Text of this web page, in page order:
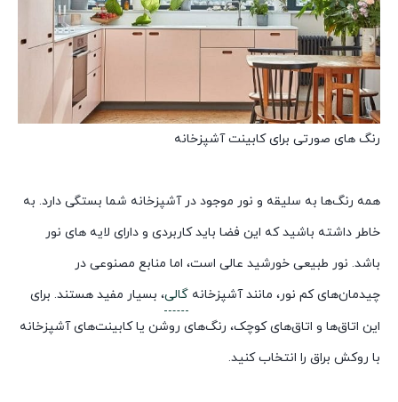
رنگ های صورتی برای کابینت آشپزخانه
همه رنگ‌ها به سلیقه و نور موجود در آشپزخانه شما بستگی دارد. به
خاطر داشته باشید که این فضا باید کاربردی و دارای لایه های نور
باشد. نور طبیعی خورشید عالی است، اما منابع مصنوعی در
چیدمان‌های کم نور، مانند آشپزخانه گالی، بسیار مفید هستند. برای
این اتاق‌ها و اتاق‌های کوچک، رنگ‌های روشن یا کابینت‌های آشپزخانه
با روکش براق را انتخاب کنید.